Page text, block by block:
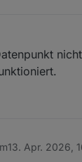
13. Apr. 2026,